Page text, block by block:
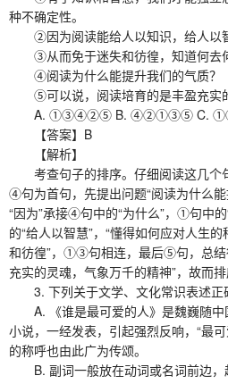
种不确定性。
②因为阅读能给人以知识，给人以
③从而免于迷失和彷徨，知道何去
④阅读为什么能提升我们的气质？
⑤可以说，阅读培育的是丰盈充实的
A. ①③④②⑤ B. ④②①③⑤ C.
【答案】B
【解析】
考查句子的排序。仔细阅读这几个句
④句为首句，先提出问题“阅读为什么
“因为”承接④句中的“为什么”，①句中
的“给人以智慧”，“懂得如何应对人生
和彷徨”，①③句相连，最后⑤句，总结
充实的灵魂，气象万千的精神”，故
3. 下列关于文学、文化常识表述正
A. 《谁是最可爱的人》是魏巍随中
小说，一经发表，引起强烈反响，“最
的称呼也由此广为传颂。
B. 副词一般放在动词或名词前边，